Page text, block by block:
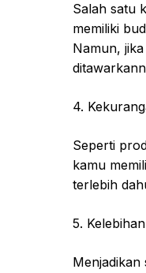
Salah satu
memiliki
Namun,
4.
Seperti
kamu
terlebih
5.